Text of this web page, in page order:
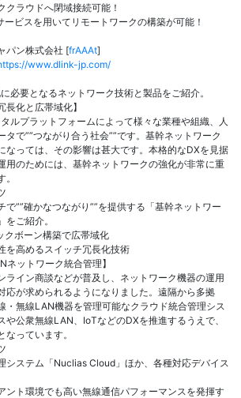
クラウドへ閉域接続可能！
ービスを用いてリモートワークの構築が可能！
パン株式会社 [frAAAt]
www.dlink-jp.com/
必要となるネットワーク技術と製品をご紹介。
長化と広帯域化】
ルプラットフォームによって様々な業種や組織、人
タで””つながり合う社会””です。基幹ネットワーク
なっては、その影響は甚大です。本格的なDXを見据
用のためには、基幹ネットワークの強化が非常に重
で””確かなつながり””を提供する「基幹ネットワー
をご紹介。
クボーン構築で広帯域化
を高めるスイッチ冗長化技術
ネットワーク統合管理】
ライン商談などが普及し、ネットワーク機器の運用
応が求められるようになりました。遠隔から多拠
・無線LAN機器を管理可能なクラウド統合管理シス
や公衆無線LAN、IoTなどのDXを推進するうえで、
っています。
システム「Nuclias Cloud」ほか、各種対応デバイス
ント環境でも高い無線通信パフォーマンスを発揮す